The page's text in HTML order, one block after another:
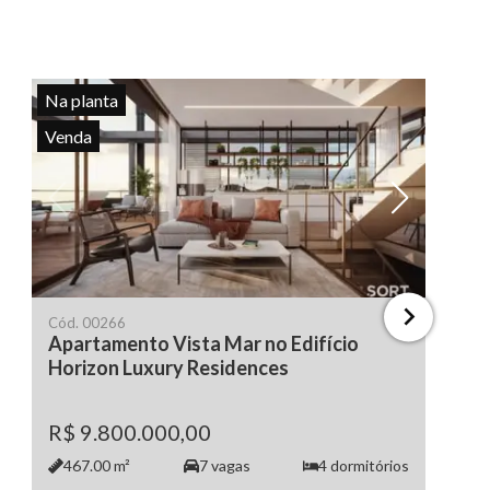
todas as fotos
Na planta
Venda
Cód. 00266
Apartamento Vista Mar no Edifício
Horizon Luxury Residences
R$ 9.800.000,00
467.00m² 7vagas 4dormitórios